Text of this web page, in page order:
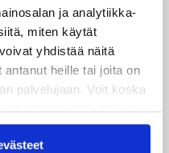
ja analytiikka-
miten käytät
yhdistää näitä
heille tai joita on
palvelujaan. Voit koska
evästeiden
.